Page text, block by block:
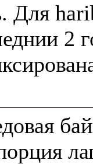
Для
2